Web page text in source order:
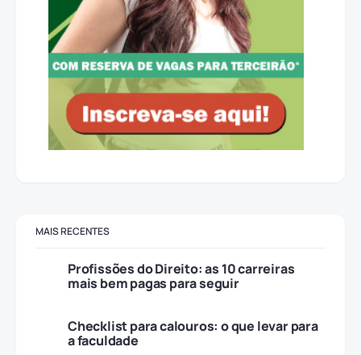
MAIS RECENTES
Profissões do Direito: as 10 carreiras
mais bem pagas para seguir
Checklist para calouros: o que levar para
a faculdade